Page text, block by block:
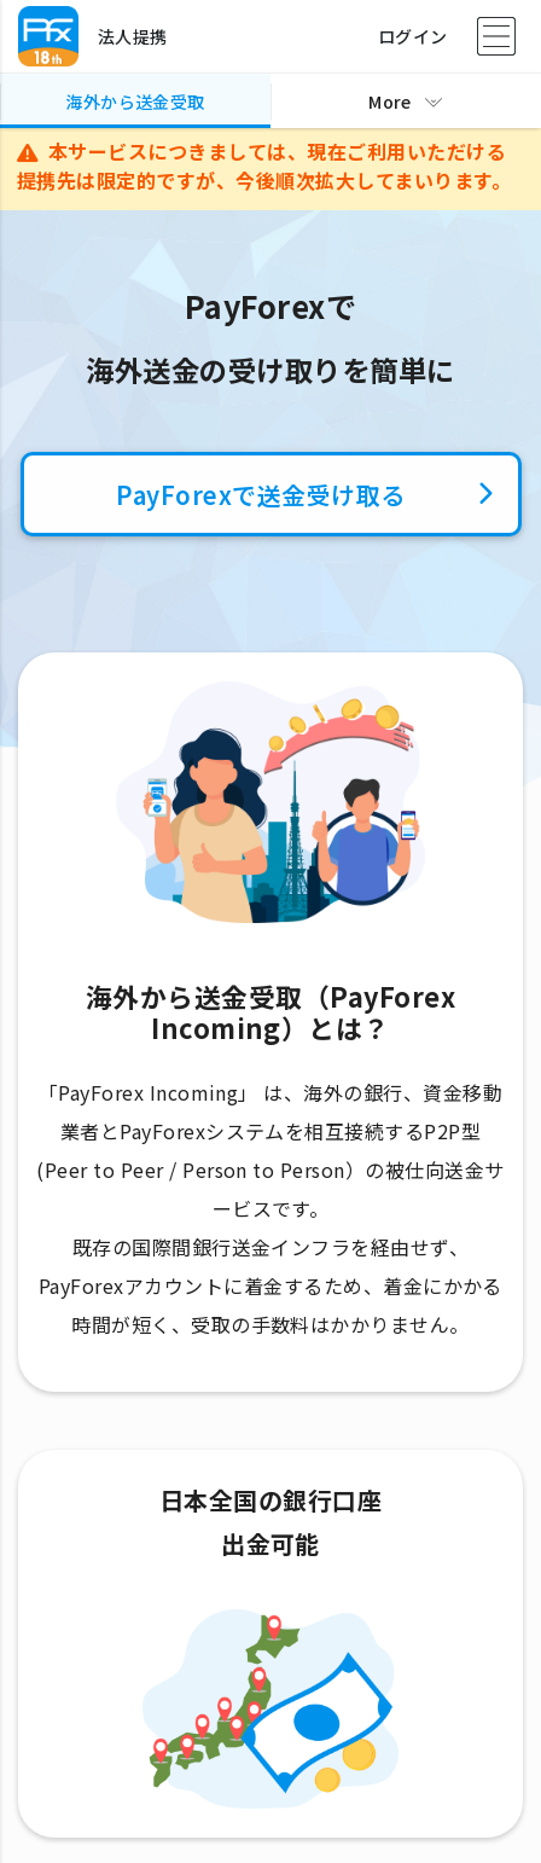
法人提携 ログイン
海外から送金受取 More
本サービスにつきましては、現在ご利用いただける
提携先は限定的ですが、今後順次拡大してまいります。
PayForexで
海外送金の受け取りを簡単に
PayForexで送金受け取る
海外から送金受取（PayForex
Incoming）とは？
「PayForex Incoming」 は、海外の銀行、資金移動
業者とPayForexシステムを相互接続するP2P型
(Peer to Peer / Person to Person）の被仕向送金サ
ービスです。
既存の国際間銀行送金インフラを経由せず、
PayForexアカウントに着金するため、着金にかかる
時間が短く、受取の手数料はかかりません。
日本全国の銀行口座
出金可能